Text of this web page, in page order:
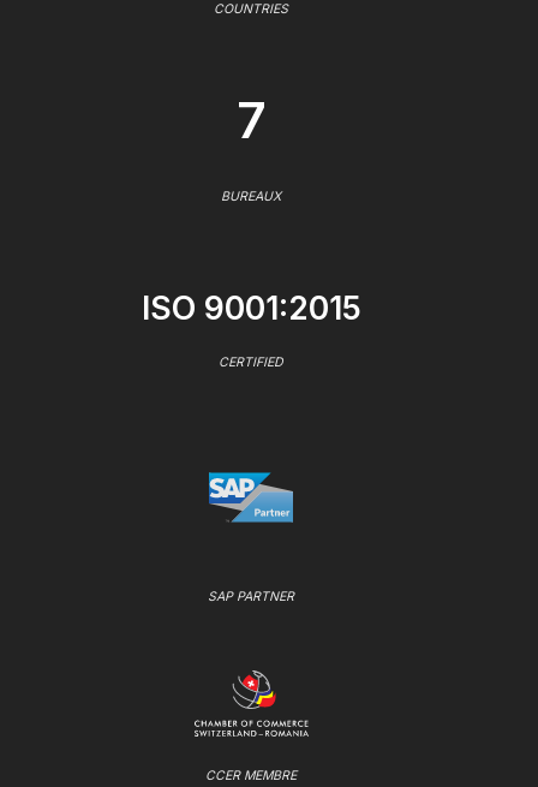
COUNTRIES
7
BUREAUX
ISO 9001:2015
CERTIFIED
SAP PARTNER
CCER MEMBRE